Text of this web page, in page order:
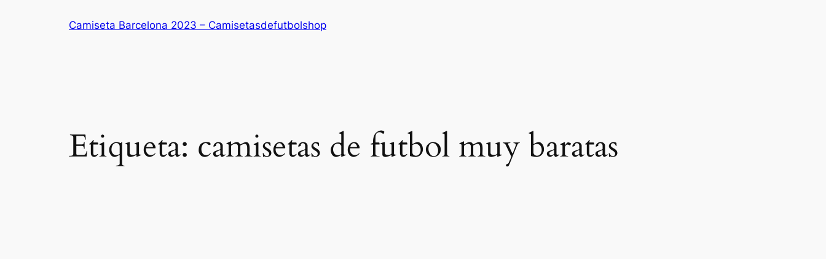
Camiseta Barcelona 2023 – Camisetasdefutbolshop
Etiqueta: camisetas de futbol muy baratas